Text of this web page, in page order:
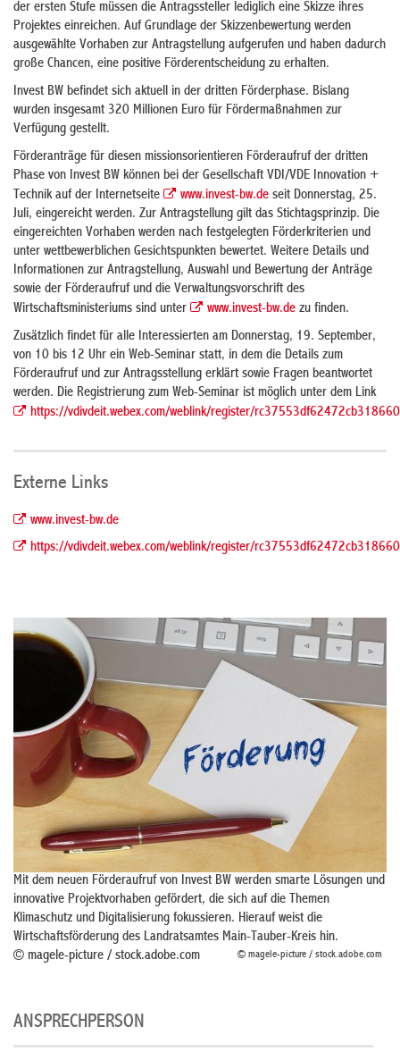
der ersten Stufe müssen die Antragssteller lediglich eine Skizze ihres
Projektes einreichen. Auf Grundlage der Skizzenbewertung werden
ausgewählte Vorhaben zur Antragstellung aufgerufen und haben dadurch
große Chancen, eine positive Förderentscheidung zu erhalten.
Invest BW befindet sich aktuell in der dritten Förderphase. Bislang
wurden insgesamt 320 Millionen Euro für Fördermaßnahmen zur
Verfügung gestellt.
Förderanträge für diesen missionsorientieren Förderaufruf der dritten
Phase von Invest BW können bei der Gesellschaft VDI/VDE Innovation +
Technik auf der Internetseite
www.invest-bw.de seit Donnerstag, 25.
Juli, eingereicht werden. Zur Antragstellung gilt das Stichtagsprinzip. Die
eingereichten Vorhaben werden nach festgelegten Förderkriterien und
unter wettbewerblichen Gesichtspunkten bewertet. Weitere Details und
Informationen zur Antragstellung, Auswahl und Bewertung der Anträge
sowie der Förderaufruf und die Verwaltungsvorschrift des
Wirtschaftsministeriums sind unter
www.invest-bw.de zu finden.
Zusätzlich findet für alle Interessierten am Donnerstag, 19. September,
von 10 bis 12 Uhr ein Web-Seminar statt, in dem die Details zum
Förderaufruf und zur Antragsstellung erklärt sowie Fragen beantwortet
werden. Die Registrierung zum Web-Seminar ist möglich unter dem Link
https://vdivdeit.webex.com/weblink/register/
Externe Links
www.invest-bw.de
https://vdivdeit.webex.com/weblink/register/
© magele-picture / stock.adobe.com
Mit dem neuen Förderaufruf von Invest BW werden smarte Lösungen und
innovative Projektvorhaben gefördert, die sich auf die Themen
Klimaschutz und Digitalisierung fokussieren. Hierauf weist die
Wirtschaftsförderung des Landratsamtes Main-Tauber-Kreis hin.
© magele-picture / stock.adobe.com
ANSPRECHPERSON